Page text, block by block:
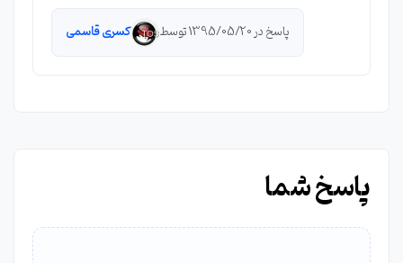
پاسخ در 1395/05/20 توسط کسری قاسمی
پاسخ شما